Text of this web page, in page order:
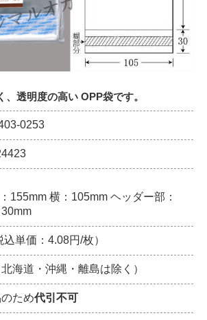
、透明度の高い OPP袋です。
0253
155mm 横：105mm ヘッダー部：
単価：4.08円/枚）
海道・沖縄・離島は除く）
ため代引不可